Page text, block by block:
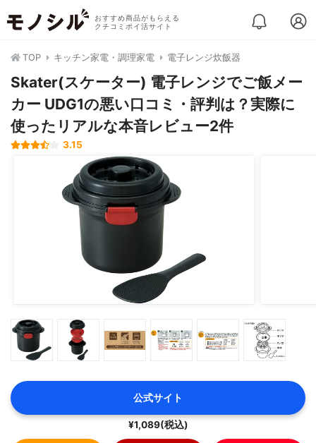
おすすめ商品がもらえる
クチコミポイ活サイト
TOP キッチン家電・調理家電 電子レンジ炊飯器
Skater(スケーター) 電子レンジでご飯メー
カー UDG1の悪い口コミ・評判は？実際に
使ったリアルな本音レビュー2件
3.15
公式サイト
¥1,089(税込)